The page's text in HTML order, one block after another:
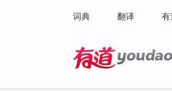
词典 翻译 有